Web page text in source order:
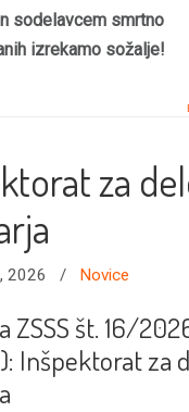
sodelavcem smrtno
izrekamo sožalje!
za
2026 / Novice
ZSSS št. 16/
Inšpektorat za